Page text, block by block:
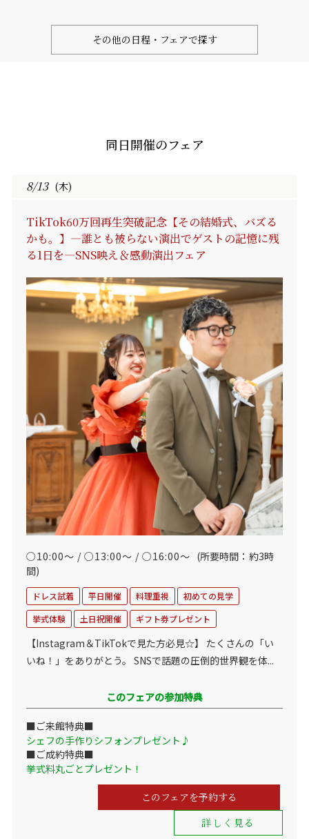
その他の日程・フェアで探す
同日開催のフェア
8/13 (木)
TikTok60万回再生突破記念【その結婚式、バズる
かも。】―誰とも被らない演出でゲストの記憶に残
る1日を―SNS映え＆感動演出フェア
○10:00～ / ○13:00～ / ○16:00～ (所要時間：約3時
間)
ドレス試着 平日開催 料理重視
初めての見学
挙式体験
土日祝開催 ギフト券プレゼント
【Instagram＆TikTokで見た方必見☆】 たくさんの「い
いね！」をありがとう。 SNSで話題の圧倒的世界観を体...
このフェアの参加特典
■ご来館特典■
シェフの手作りシフォンプレゼント♪
■ご成約特典■
挙式料丸ごとプレゼント！
このフェアを予約する
詳しく見る